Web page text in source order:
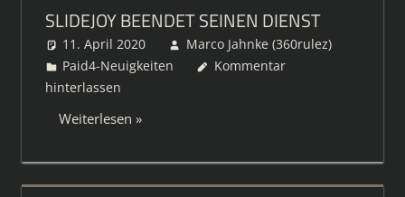
SLIDEJOY BEENDET SEINEN DIENST
11. April 2020
Marco Jahnke (360rulez)
Paid4-Neuigkeiten
Kommentar
hinterlassen
Weiterlesen